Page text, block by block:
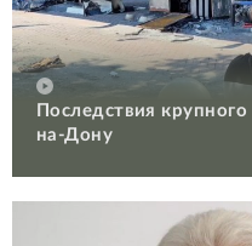
Последствия
на-Дону